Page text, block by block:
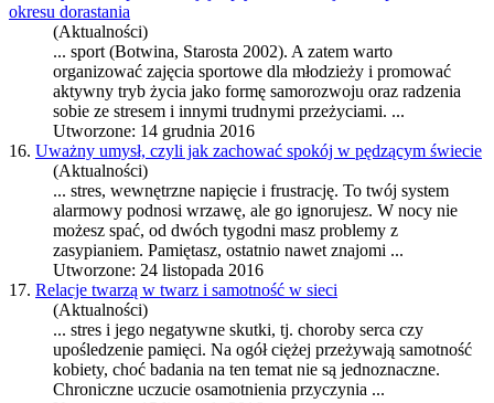
okresu dorastania
(Aktualności)
... sport (Botwina, Starosta 2002). A zatem warto
organizować zajęcia sportowe dla młodzieży i promować
aktywny tryb życia jako formę samorozwoju oraz radzenia
sobie ze stresem i innymi trudnymi przeżyciami. ...
Utworzone: 14 grudnia 2016
16. Uważny umysł, czyli jak zachować spokój w pędzącym świecie
(Aktualności)
... stres, wewnętrzne napięcie i frustrację. To twój system
alarmowy podnosi wrzawę, ale go ignorujesz. W nocy nie
możesz spać, od dwóch tygodni masz problemy z
zasypianiem. Pamiętasz, ostatnio nawet znajomi ...
Utworzone: 24 listopada 2016
17. Relacje twarzą w twarz i samotność w sieci
(Aktualności)
... stres i jego negatywne skutki, tj. choroby serca czy
upośledzenie pamięci. Na ogół ciężej przeżywają samotność
kobiety, choć badania na ten temat nie są jednoznaczne.
Chroniczne uczucie osamotnienia przyczynia ...